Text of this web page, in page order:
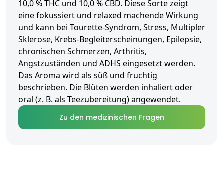
10,0 % THC und 10,0 % CBD. Diese Sorte zeigt
eine fokussiert und relaxed machende Wirkung
und kann bei Tourette-Syndrom, Stress, Multipler
Sklerose, Krebs-Begleiterscheinungen, Epilepsie,
chronischen Schmerzen, Arthritis,
Angstzuständen und ADHS eingesetzt werden.
Das Aroma wird als süß und fruchtig
beschrieben. Die Blüten werden inhaliert oder
oral (z. B. als Teezubereitung) angewendet.
Zu den medizinischen Fragen